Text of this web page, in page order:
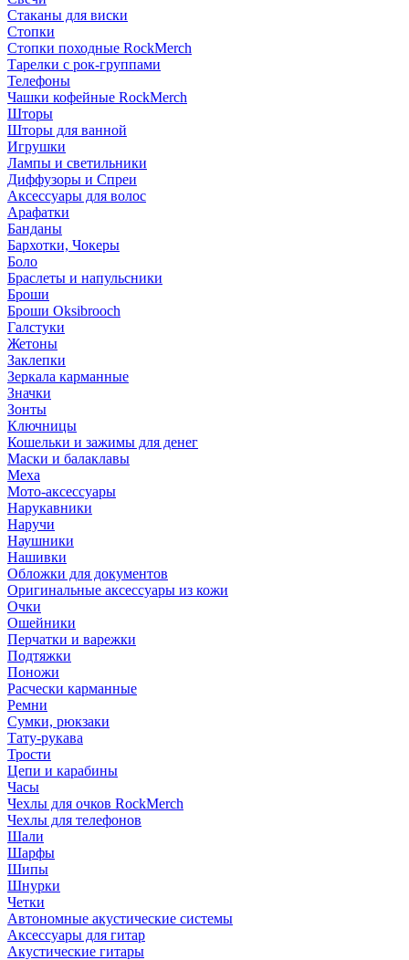
Стаканы для виски
Стопки
Стопки походные RockMerch
Тарелки с рок-группами
Телефоны
Чашки кофейные RockMerch
Шторы
Шторы для ванной
Игрушки
Лампы и светильники
Диффузоры и Спреи
Аксессуары для волос
Арафатки
Банданы
Бархотки, Чокеры
Боло
Браслеты и напульсники
Броши
Броши Oksibrooch
Галстуки
Жетоны
Заклепки
Зеркала карманные
Значки
Зонты
Ключницы
Кошельки и зажимы для денег
Маски и балаклавы
Меха
Мото-аксессуары
Нарукавники
Наручи
Наушники
Нашивки
Обложки для документов
Оригинальные аксессуары из кожи
Очки
Ошейники
Перчатки и варежки
Подтяжки
Поножи
Расчески карманные
Ремни
Сумки, рюкзаки
Тату-рукава
Трости
Цепи и карабины
Часы
Чехлы для очков RockMerch
Чехлы для телефонов
Шали
Шарфы
Шипы
Шнурки
Четки
Автономные акустические системы
Аксессуары для гитар
Акустические гитары